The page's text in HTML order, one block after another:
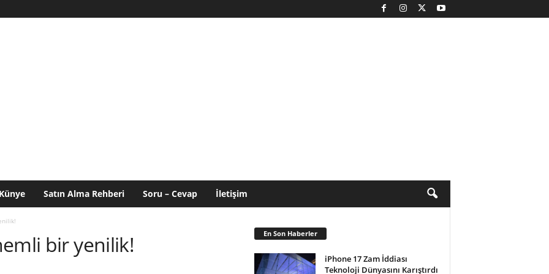
Künye Satın Alma Rehberi Soru – Cevap İletişim
bir yenilik! En Son Haberler
iPhone 17 Zam İddiası
Teknoloji Dünyasını Karıştırdı